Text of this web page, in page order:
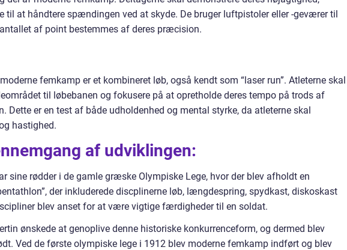
til at håndtere spændingen ved at skyde. De bruger luftpistoler eller -geværer til
af point bestemmes af deres præcision.
femkamp er et kombineret løb, også kendt som “laser run”. Atleterne skal
til løbebanen og fokusere på at opretholde deres tempo på trods af
er en test af både udholdenhed og mental styrke, da atleterne skal
hastighed.
af udviklingen:
sine rødder i de gamle græske Olympiske Lege, hvor der blev afholdt en
der inkluderede discplinerne løb, længdespring, spydkast, diskoskast
blev anset for at være vigtige færdigheder til en soldat.
ønskede at genoplive denne historiske konkurrenceform, og dermed blev
Ved de første olympiske lege i 1912 blev moderne femkamp indført og blev